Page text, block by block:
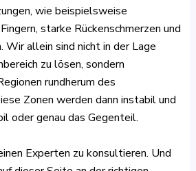
wie beispielsweise
starke Rückenschmerzen und
Wir allein sind nicht in der Lage
zu lösen, sondern
rundherum des
Zonen werden dann instabil und
oder genau das Gegenteil.
Experten zu konsultieren. Und